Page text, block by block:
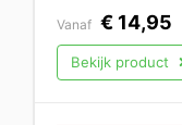
Vanaf € 14,95
Bekijk product